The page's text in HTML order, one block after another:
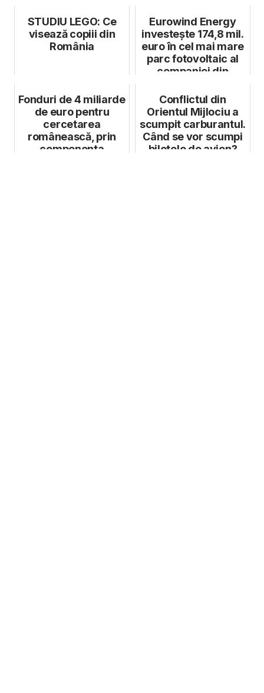
STUDIU LEGO: Ce
visează copiii din
România
Eurowind Energy
investește 174,8 mil.
euro în cel mai mare
parc fotovoltaic al
companiei din
Fonduri de 4 miliarde
de euro pentru
cercetarea
românească, prin
componenta
Conflictul din
Orientul Mijlociu a
scumpit carburantul.
Când se vor scumpi
biletele de avion?